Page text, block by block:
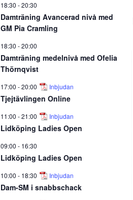
18:30 -20:30
Damträning Avancerad nivå med
GM Pia Cramling
18:30 -20:00
Damträning medelnivå med Ofelia
Thörnqvist
17:00 -20:00 Inbjudan
Tjejtävlingen Online
11:00 -21:00 Inbjudan
Lidköping Ladies Open
09:00 - 16:30
Lidköping Ladies Open
10:00 - 18:30 Inbjudan
Dam-SM i snabbschack